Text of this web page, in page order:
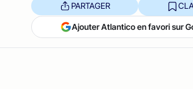
PARTAGER
Ajouter Atlantico en favori sur